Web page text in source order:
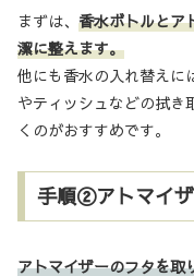
まずは、 香水ボトルとア
潔に整えます。
他にも香水の入れ替えに
やティッシュなどの拭き
くのがおすすめです。
手順②アトマイ
アトマイザーのフタを取